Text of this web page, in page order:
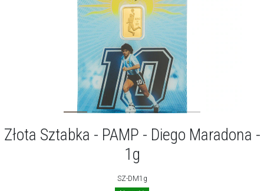
Złota Sztabka - PAMP - Diego Maradona -
1g
SZ-DM1g